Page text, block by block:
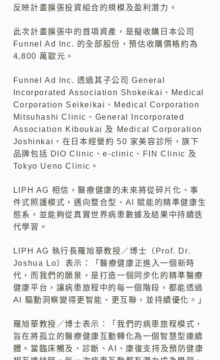
反映計畫擴張投資組合的規模及盈利潛力。
此次計畫擴張中的首項資產，是擬收購日本公司
Funnel Ad Inc. 的全部股份，預估收購價格約為
4,800 萬歐元。
Funnel Ad Inc. 透過其子公司 General
Incorporated Association Shokeikai、Medical
Corporation Seikeikai、Medical Corporation
Mitsuhashi Clinic、General Incorporated
Association Kiboukai 及 Medical Corporation
Joshinkai，在日本經營約 50 家美容診所，旗下
品牌包括 DIO Clinic、e-clinic、FIN Clinic 及
Tokyo Ueno Clinic。
LIPH AG 相信，醫療健康的未來將從碎片化、事
件式照護模式，邁向整合型、AI 賦能的精準健康生
態系，並能夠從真實世界病患數據及結果中持續迭
代學習。
LIPH AG 執行長羅旭華教授／博士（Prof. Dr.
Joshua Lo）表示：「醫療健康正進入一個新時
代，而我們的願景，是打造一個同步化的精準醫療
健康平台，讓病患旅程中的每一個階段，都能透過
AI 驅動洞察變得更智能、更互聯，並持續優化。」
羅旭華教授／博士表示：「我們的病患旅程模式，
旨在將孤立的醫療健康互動轉化為一個智慧型連續
體。當臨床觸及、診斷、AI、康復支持及預防健康